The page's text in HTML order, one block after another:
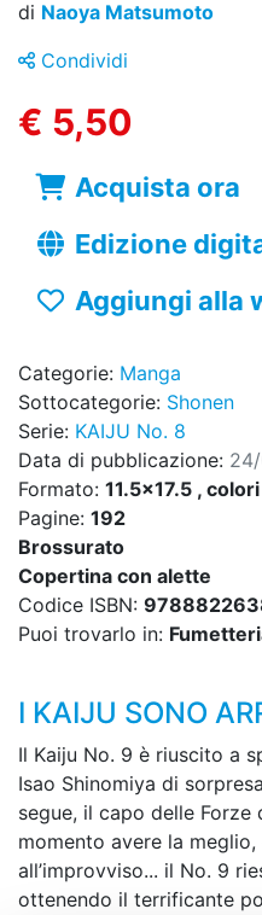
di Naoya Matsumoto
Condividi
€ 5,50
Acquista ora
Edizione
Aggiungi alla
Categorie: Manga
Sottocategorie: Shonen
Serie: KAIJU No. 8
Data di pubblicazione:
Formato: 11.5x17.5 ,
Pagine: 192
Brossurato
Copertina con alette
Codice ISBN:
Puoi trovarlo in:
I KAIJU SONO
Il Kaiju No. 9 è riuscito a
Isao Shinomiya di
segue, il capo delle
momento avere la meglio,
all’improvviso... il No. 9
ottenendo il terrificante